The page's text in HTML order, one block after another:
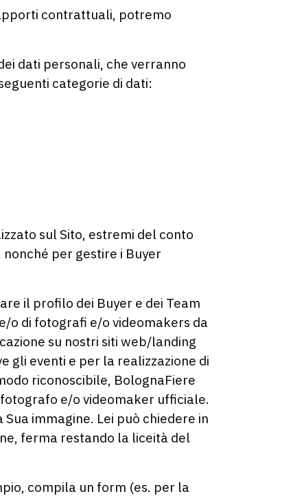
contrattuali, potremo
dati personali, che verranno
categorie di dati:
sul Sito, estremi del conto
per gestire i Buyer
il profilo dei Buyer e dei Team
o di fotografi e/o videomakers da
su nostri siti web/landing
gli eventi e per la realizzazione di
riconoscibile, BolognaFiere
e/o videomaker ufficiale.
immagine. Lei può chiedere in
ferma restando la liceità del
compila un form (es. per la